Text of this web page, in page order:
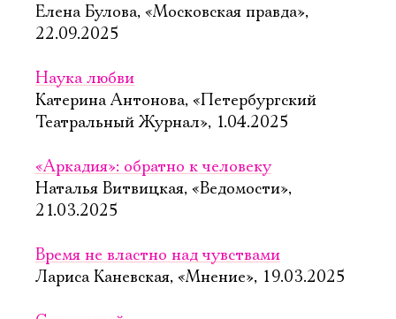
Елена Булова, «Московская правда»,
22.09.2025
Наука любви
Катерина Антонова, «Петербургский
Театральный Журнал», 1.04.2025
«Аркадия»: обратно к человеку
Наталья Витвицкая, «Ведомости»,
21.03.2025
Время не властно над чувствами
Лариса Каневская, «Мнение», 19.03.2025